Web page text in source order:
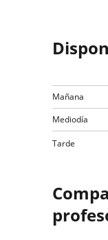
Mañana
Mediodía
Tarde